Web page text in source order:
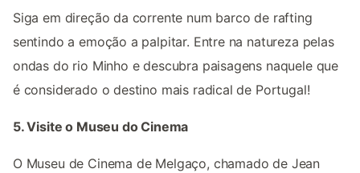
Siga em direção da corrente num barco de rafting
sentindo a emoção a palpitar. Entre na natureza pelas
ondas do rio Minho e descubra paisagens naquele que
é considerado o destino mais radical de Portugal!
5. Visite o Museu do Cinema
O Museu de Cinema de Melgaço, chamado de Jean